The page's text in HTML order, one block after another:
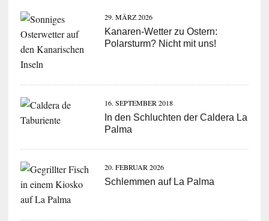
29. MÄRZ 2026
Kanaren-Wetter zu Ostern:
Polarsturm? Nicht mit uns!
16. SEPTEMBER 2018
In den Schluchten der Caldera La
Palma
20. FEBRUAR 2026
Schlemmen auf La Palma